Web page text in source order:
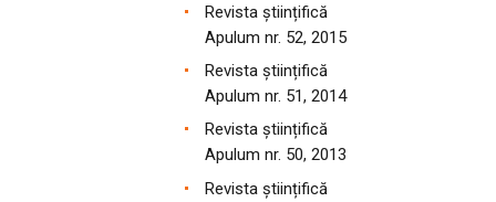
Revista științifică
Apulum nr. 52, 2015
Revista științifică
Apulum nr. 51, 2014
Revista științifică
Apulum nr. 50, 2013
Revista științifică